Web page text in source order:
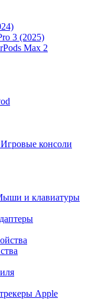
3 (2025)
Max 2
Игровые консоли
и клавиатуры
Apple